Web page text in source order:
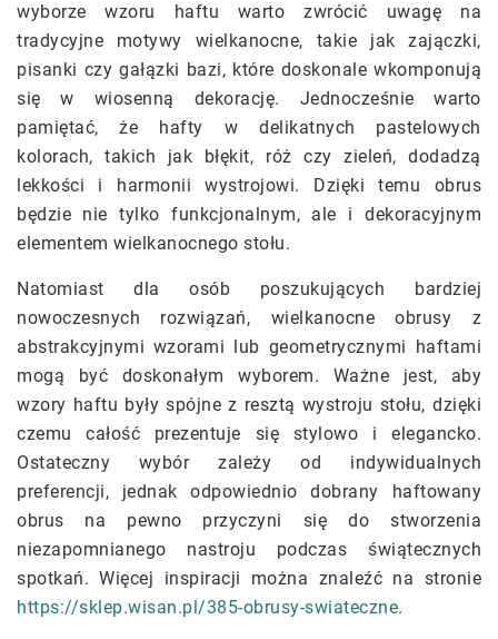
wyborze wzoru haftu warto zwrócić uwagę na
tradycyjne motywy wielkanocne, takie jak zajączki,
pisanki czy gałązki bazi, które doskonale wkomponują
się w wiosenną dekorację. Jednocześnie warto
pamiętać, że hafty w delikatnych pastelowych
kolorach, takich jak błękit, róż czy zieleń, dodadzą
lekkości i harmonii wystrojowi. Dzięki temu obrus
będzie nie tylko funkcjonalnym, ale i dekoracyjnym
elementem wielkanocnego stołu.
Natomiast dla osób poszukujących bardziej
nowoczesnych rozwiązań, wielkanocne obrusy z
abstrakcyjnymi wzorami lub geometrycznymi haftami
mogą być doskonałym wyborem. Ważne jest, aby
wzory haftu były spójne z resztą wystroju stołu, dzięki
czemu całość prezentuje się stylowo i elegancko.
Ostateczny wybór zależy od indywidualnych
preferencji, jednak odpowiednio dobrany haftowany
obrus na pewno przyczyni się do stworzenia
niezapomnianego nastroju podczas świątecznych
spotkań. Więcej inspiracji można znaleźć na stronie
https://sklep.wisan.pl/385-obrusy-swiateczne.